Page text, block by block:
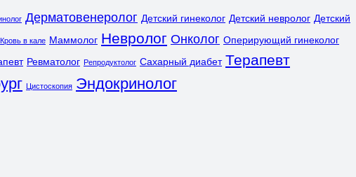
Дерматовенеролог Детский гинеколог Детский невролог Детский
Кровь в кале Маммолог Невролог Онколог Оперирующий гинеколог
Ревматолог Репродуктолог Сахарный диабет Терапевт
Цистоскопия Эндокринолог